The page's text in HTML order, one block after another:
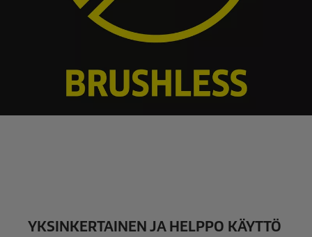
YKSINKERTAINEN JA HELPPO KÄYTTÖ